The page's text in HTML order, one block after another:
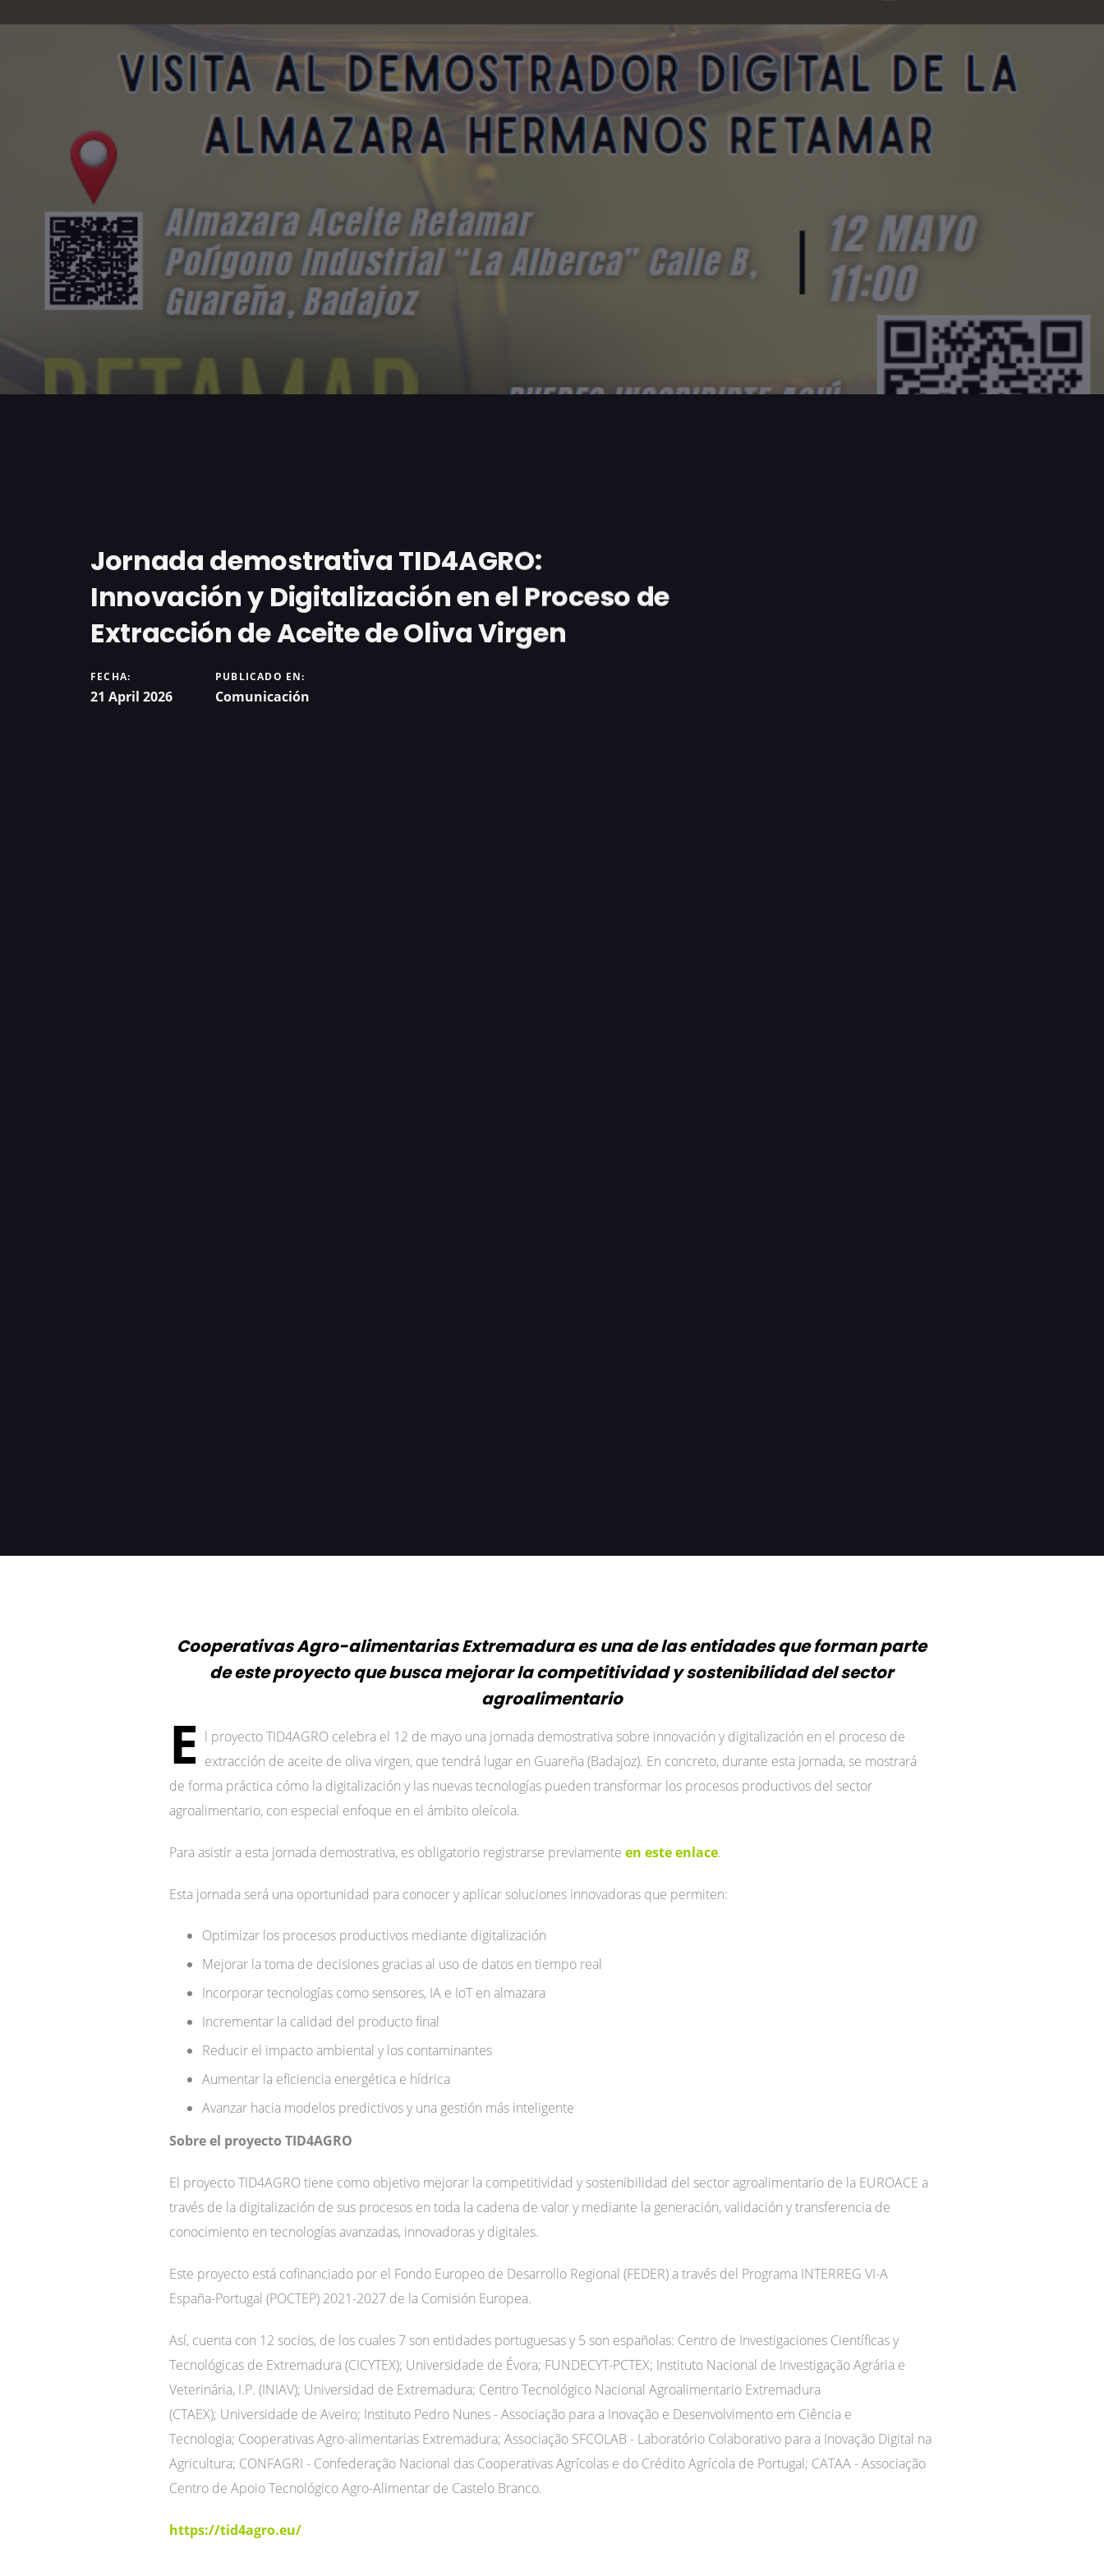
Jornada demostrativa TID4AGRO:
Innovación y Digitalización en el Proceso de
Extracción de Aceite de Oliva Virgen
FECHA:
21 April 2026
PUBLICADO EN:
Comunicación
Cooperativas Agro-alimentarias Extremadura es una de las entidades que forman parte
de este proyecto que busca mejorar la competitividad y sostenibilidad del sector
agroalimentario
E l proyecto TID4AGRO celebra el 12 de mayo una jornada demostrativa sobre innovación y digitalización en el proceso de
extracción de aceite de oliva virgen, que tendrá lugar en Guareña (Badajoz). En concreto, durante esta jornada, se mostrará
de forma práctica cómo la digitalización y las nuevas tecnologías pueden transformar los procesos productivos del sector
agroalimentario, con especial enfoque en el ámbito oleícola.
Para asistir a esta jornada demostrativa, es obligatorio registrarse previamenteen este enlace.
Esta jornada será una oportunidad para conocer y aplicar soluciones innovadoras que permiten:
Optimizar los procesos productivos mediante digitalización
Mejorar la toma de decisiones gracias al uso de datos en tiempo real
Incorporar tecnologías como sensores, IA e IoT en almazara
Incrementar la calidad del producto final
Reducir el impacto ambiental y los contaminantes
Aumentar la eficiencia energética e hídrica
Avanzar hacia modelos predictivos y una gestión más inteligente
Sobre el proyecto TID4AGRO
El proyecto TID4AGRO tiene como objetivo mejorar la competitividad y sostenibilidad del sector agroalimentario de la EUROACE a
través de la digitalización de sus procesos en toda la cadena de valor y mediante la generación, validación y transferencia de
conocimiento en tecnologías avanzadas, innovadoras y digitales.
Este proyecto está cofinanciado por el Fondo Europeo de Desarrollo Regional (FEDER) a través del Programa INTERREG VI-A
España-Portugal (POCTEP) 2021-2027 de la Comisión Europea.
Así, cuenta con 12 socios, de los cuales 7 son entidades portuguesas y 5 son españolas: Centro de Investigaciones Científicas y
Tecnológicas de Extremadura (CICYTEX); Universidade de Évora; FUNDECYT-PCTEX; Instituto Nacional de Investigação Agrária e
Veterinária, I.P. (INIAV); Universidad de Extremadura; Centro Tecnológico Nacional Agroalimentario Extremadura
(CTAEX); Universidade de Aveiro; Instituto Pedro Nunes - Associação para a Inovação e Desenvolvimento em Ciência e
Tecnologia; Cooperativas Agro-alimentarias Extremadura; Associação SFCOLAB - Laboratório Colaborativo para a Inovação Digital na
Agricultura; CONFAGRI - Confederação Nacional das Cooperativas Agrícolas e do Crédito Agrícola de Portugal; CATAA - Associação
Centro de Apoio Tecnológico Agro-Alimentar de Castelo Branco.
https://tid4agro.eu/